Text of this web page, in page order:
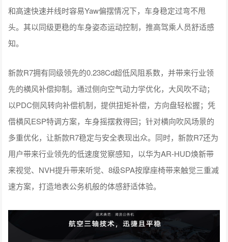
和高速快速并线时容易Yaw偏摆情况下，车身稳定过弯不甩
头。其以同级更稳的车身姿态运动控制，推高驾乘人员舒适感
知。
新款R7拥有同级领先的0.238Cd超低风阻系数，并带来行业领
先的横风补偿抑制。通过侧向空气动力学优化，大风吹不动；
以PDC侧风转向补偿机制，提供扭矩补偿，方向盘轻松握；凭
借横风ESP特调方案，车身摇摆救得回；针对横向吹风场景的
多重优化，让新款R7稳定与安全表现出众。同时，新款R7还为
用户带来行业领先的低速度觉察感知，以华为AR-HUD焕新带
来视觉、NVH提升带来听觉、8级SPA按摩座椅带来触觉三重减
速方案，打造地表公务机般的体感舒适体验。